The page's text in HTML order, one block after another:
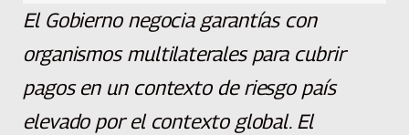
El Gobierno negocia garantías con
organismos multilaterales para cubrir
pagos en un contexto de riesgo país
elevado por el contexto global. El